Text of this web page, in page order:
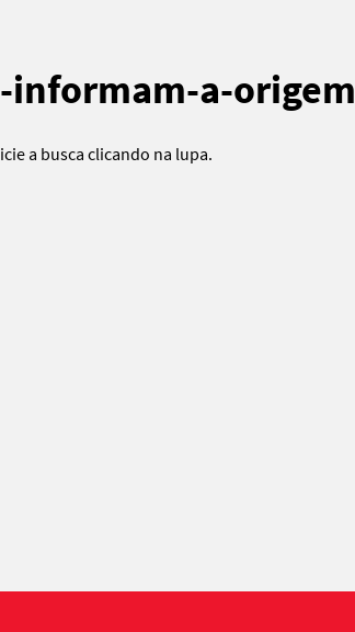
informam-a-
a buscaclicando na lupa.